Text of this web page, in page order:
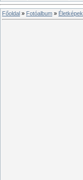
Főoldal » Fotóalbum » Életképek